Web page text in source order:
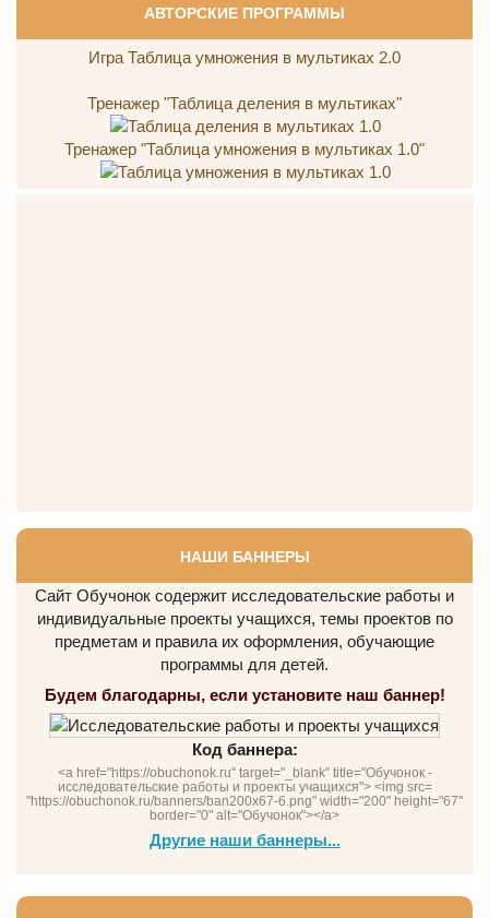
АВТОРСКИЕ ПРОГРАММЫ
Игра Таблица умножения в мультиках 2.0
Тренажер "Таблица деления в мультиках"
Тренажер "Таблица умножения в мультиках 1.0"
НАШИ БАННЕРЫ
Сайт Обучонок содержит исследовательские работы и
индивидуальные проекты учащихся, темы проектов по
предметам и правила их оформления, обучающие
программы для детей.
Будем благодарны, если установите наш баннер!
Код баннера:
<a href="https://obuchonok.ru" target="_blank" title="Обучонок -
исследовательские работы и проекты учащихся"> <img src=
"https://obuchonok.ru/banners/ban200x67-6.png" width="200" height="67"
border="0" alt="Обучонок"></a>
Другие наши баннеры...